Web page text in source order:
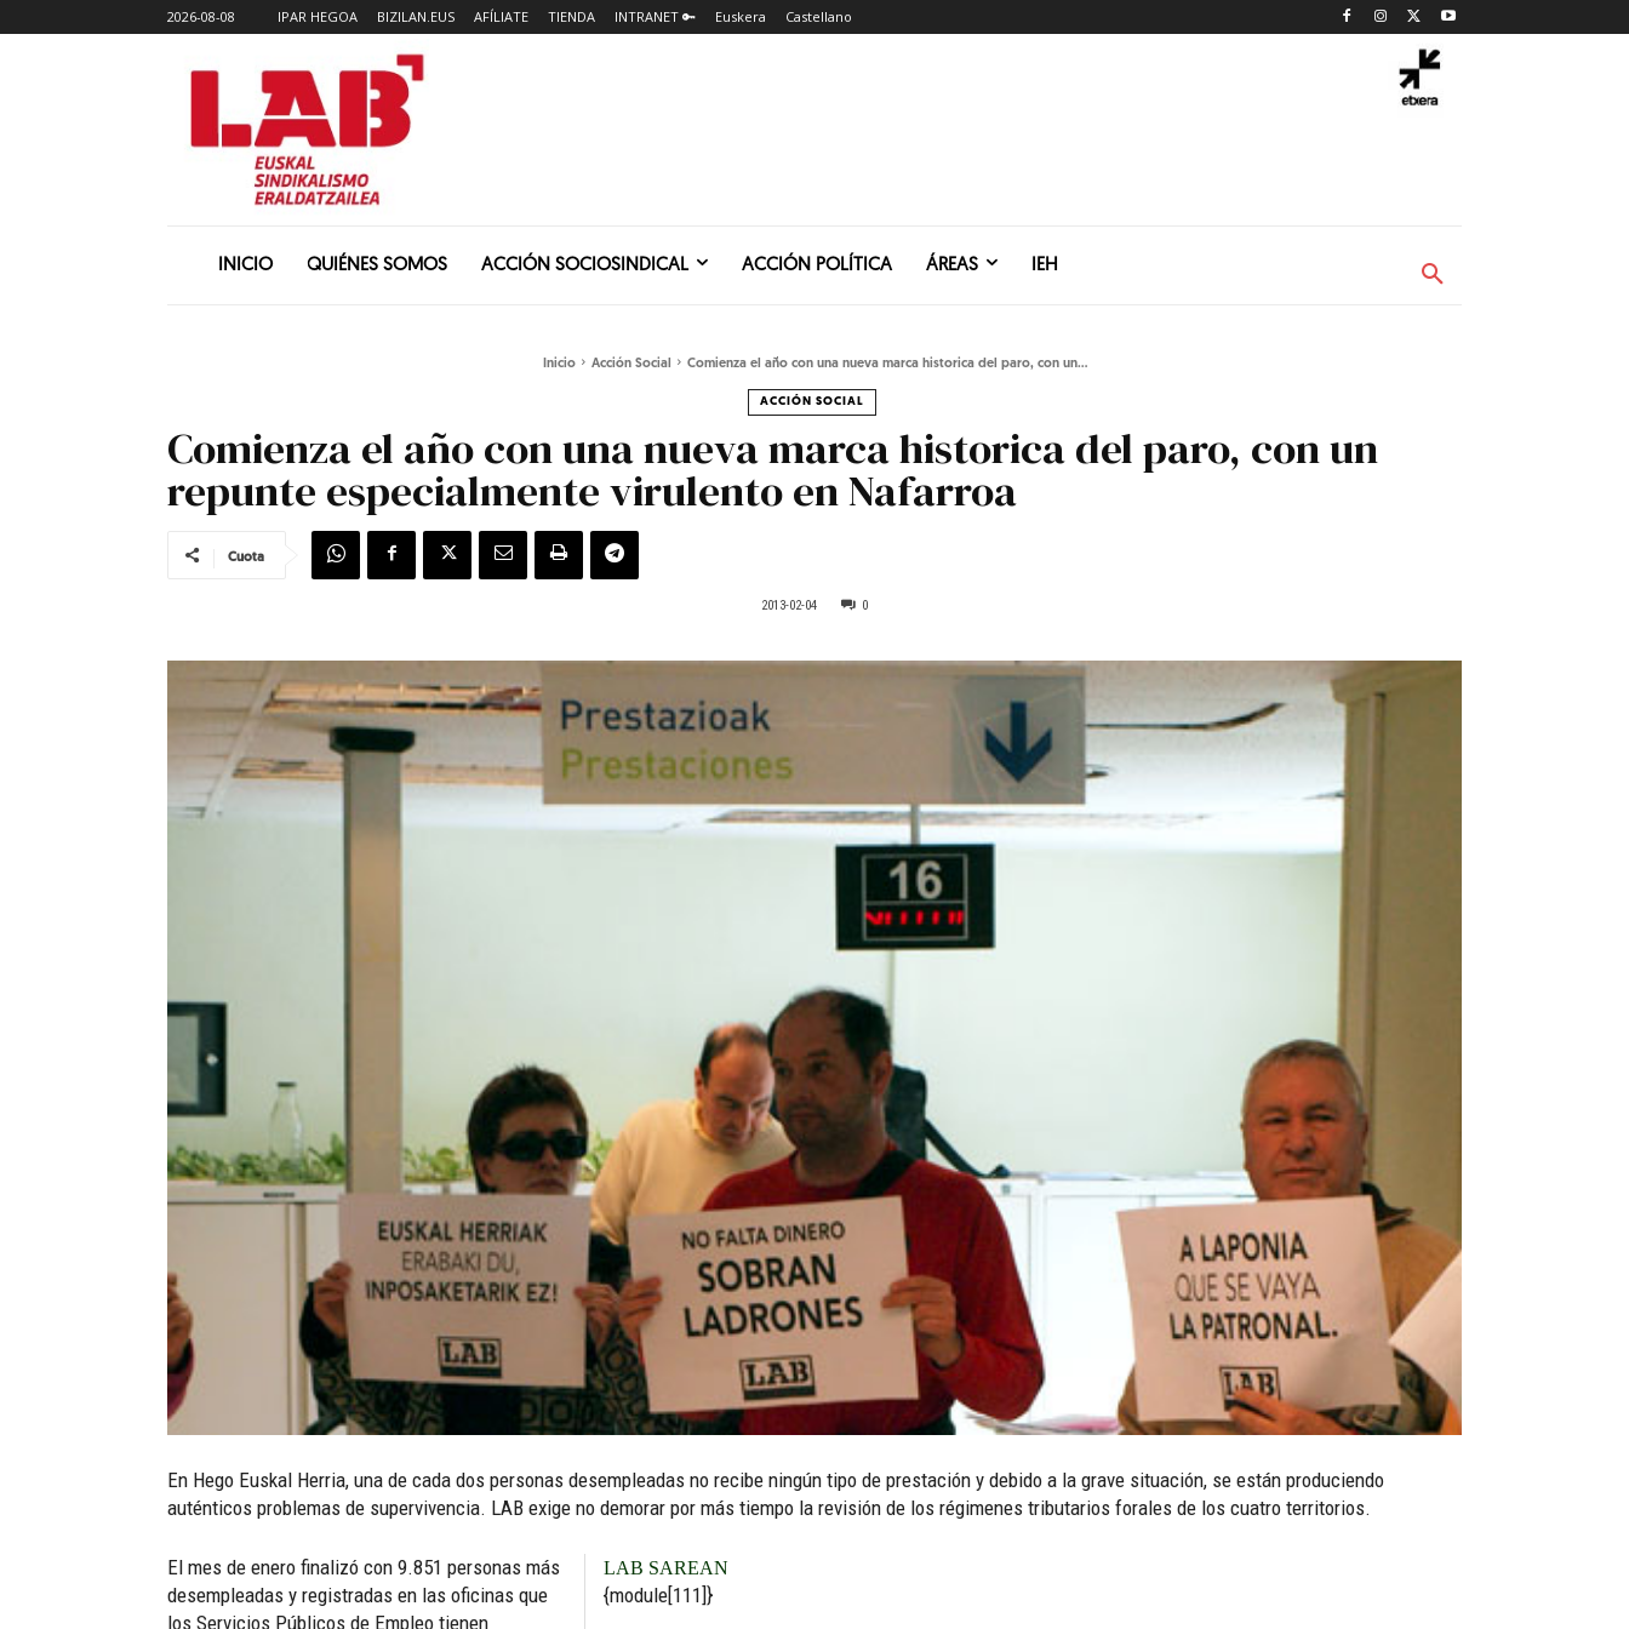
2026-08-08 IPAR HEGOA BIZILAN.EUS AFÍLIATE TIENDA INTRANET 🔑 Euskera Castellano
INICIO QUIÉNES SOMOS ACCIÓN SOCIOSINDICAL ACCIÓN POLÍTICA ÁREAS IEH
Inicio Acción Social Comienza el año con una nueva marca historica del paro, con un...
ACCIÓN SOCIAL
Comienza el año con una nueva marca historica del paro, con un
repunte especialmente virulento en Nafarroa
Cuota
2013-02-04 0
En Hego Euskal Herria, una de cada dos personas desempleadas no recibe ningún tipo de prestación y debido a la grave situación, se están produciendo
auténticos problemas de supervivencia. LAB exige no demorar por más tiempo la revisión de los régimenes tributarios forales de los cuatro territorios.
El mes de enero finalizó con 9.851 personas más
desempleadas y registradas en las oficinas que
los Servicios Públicos de Empleo tienen
LAB SAREAN
{module[111]}